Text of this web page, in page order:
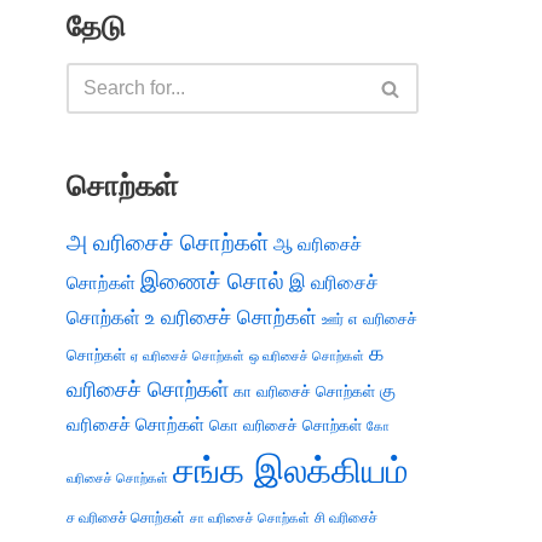
தேடு
சொற்கள்
அ வரிசைச் சொற்கள் ஆ வரிசைச்
சொற்கள் இணைச் சொல் இ வரிசைச்
சொற்கள் உ வரிசைச் சொற்கள் ஊர் எ வரிசைச்
சொற்கள் ஏ வரிசைச் சொற்கள் ஒ வரிசைச் சொற்கள் க
வரிசைச் சொற்கள் கா வரிசைச் சொற்கள் கு
வரிசைச் சொற்கள் கொ வரிசைச் சொற்கள் கோ
வரிசைச் சொற்கள் சங்க இலக்கியம்
ச வரிசைச் சொற்கள் சா வரிசைச் சொற்கள் சி வரிசைச்